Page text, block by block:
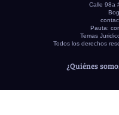
Calle 98a
Pauta:
Temas
Todos los derechos
¿Quiénes